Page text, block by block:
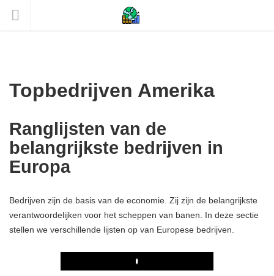
Topbedrijven Amerika
Ranglijsten van de
belangrijkste bedrijven in
Europa
Bedrijven zijn de basis van de economie. Zij zijn de belangrijkste
verantwoordelijken voor het scheppen van banen. In deze sectie
stellen we verschillende lijsten op van Europese bedrijven.
Play